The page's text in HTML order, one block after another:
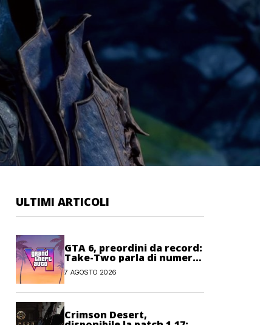
ULTIMI ARTICOLI
GTA 6, preordini da record:
Take-Two parla di numeri
“senza precedenti”
7 AGOSTO 2026
Crimson Desert,